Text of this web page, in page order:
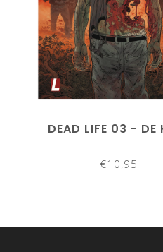
DEAD LIFE 03 - DE
€10,95